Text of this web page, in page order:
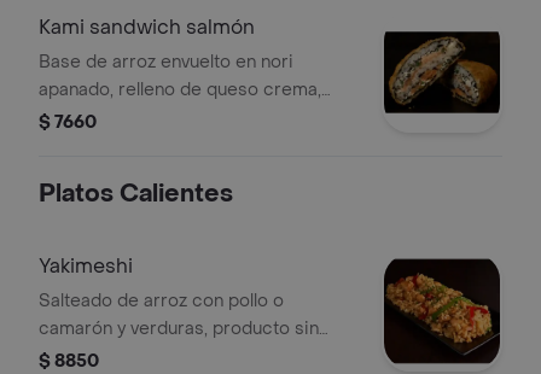
Kami sandwich salmón
Base de arroz envuelto en nori
apanado, relleno de queso crema,
cebollín y salmón.
$ 7660
Platos Calientes
Yakimeshi
Salteado de arroz con pollo o
camarón y verduras, producto sin
opción de agregar o cambiar sus
$ 8850